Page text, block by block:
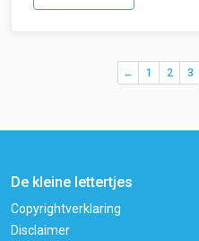
← 1 2 3
De kleine lettertjes
Copyrightverklaring
Disclaimer